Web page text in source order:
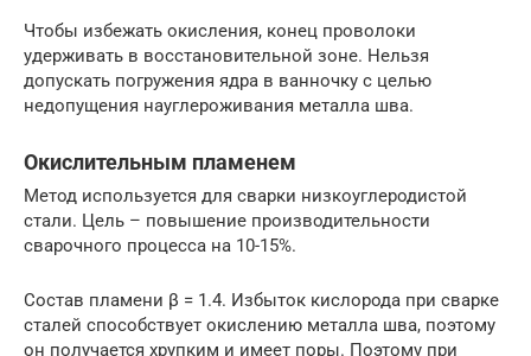
Чтобы избежать окисления, конец проволоки
удерживать в восстановительной зоне. Нельзя
допускать погружения ядра в ванночку с целью
недопущения науглероживания металла шва.
Окислительным пламенем
Метод используется для сварки низкоуглеродистой
стали. Цель – повышение производительности
сварочного процесса на 10-15%.
Состав пламени β = 1.4. Избыток кислорода при сварке
сталей способствует окислению металла шва, поэтому
он получается хрупким и имеет поры. Поэтому при